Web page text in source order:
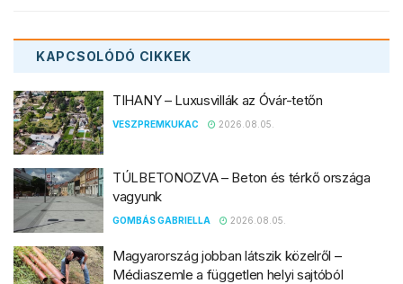
KAPCSOLÓDÓ CIKKEK
TIHANY – Luxusvillák az Óvár-tetőn
VESZPREMKUKAC 2026.08.05.
TÚLBETONOZVA – Beton és térkő országa
vagyunk
GOMBÁS GABRIELLA 2026.08.05.
Magyarország jobban látszik közelről –
Médiaszemle a független helyi sajtóból